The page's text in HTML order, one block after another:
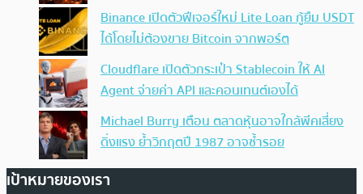
Binance เปิดตัวฟีเจอร์ใหม่ Lite Loan กู้ยืม USDT
ได้โดยไม่ต้องขาย Bitcoin จากพอร์ต
Cloudflare เปิดตัวกระเป๋า Stablecoin ให้ AI
Agent จ่ายค่า API และคอนเทนต์เองได้
Michael Burry เตือน ตลาดหุ้นอาจใกล้พีคเสี่ยง
ดิ่งแรง ย้ำวิกฤตปี 1987 อาจซ้ำรอย
เป้าหมายของเรา